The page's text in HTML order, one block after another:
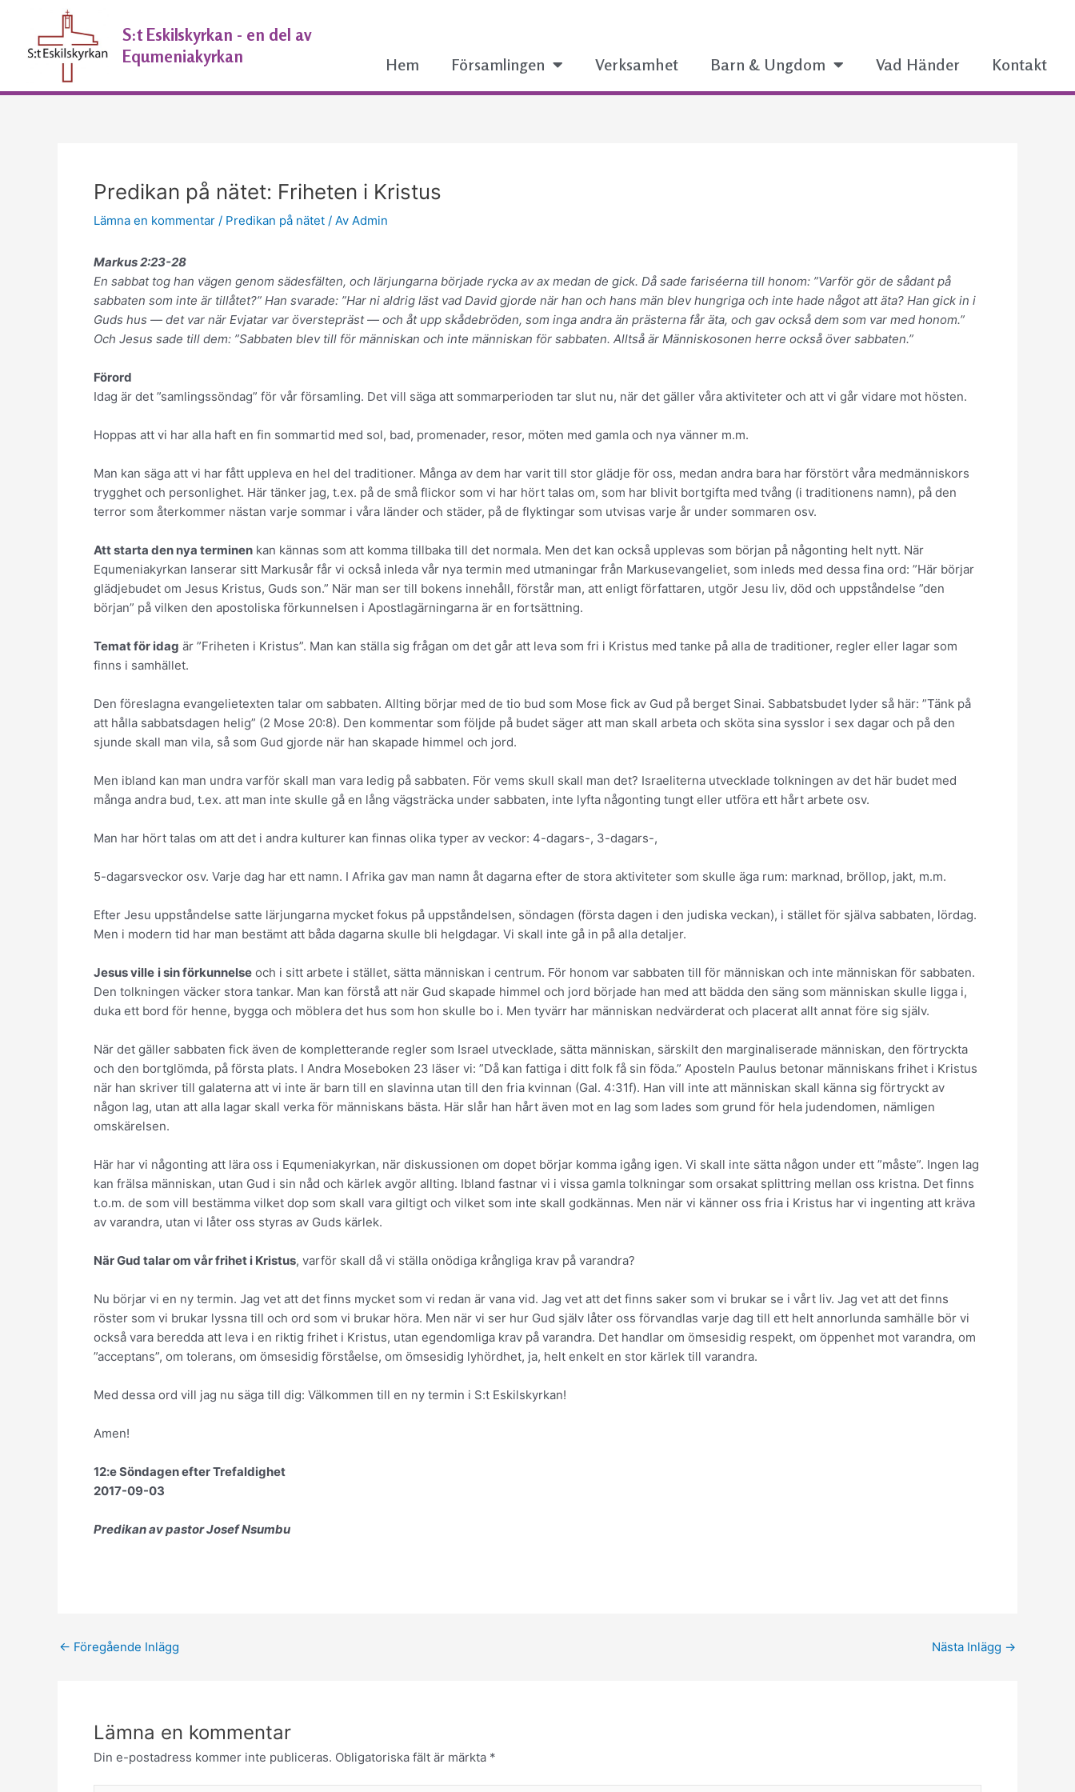
innehåll
S:t Eskilskyrkan - en del av
Equmeniakyrkan
Hem Församlingen Verksamhet Barn & Ungdom Vad Händer Kontakt
Predikan på nätet: Friheten i Kristus
Lämna en kommentar / Predikan på nätet / Av Admin
Markus 2:23-28
En sabbat tog han vägen genom sädesfälten, och lärjungarna började rycka av ax medan de gick. Då sade fariséerna till honom: ”Varför gör de sådant på
sabbaten som inte är tillåtet?” Han svarade: ”Har ni aldrig läst vad David gjorde när han och hans män blev hungriga och inte hade något att äta? Han gick in i
Guds hus — det var när Evjatar var överstepräst — och åt upp skådebröden, som inga andra än prästerna får äta, och gav också dem som var med honom.”
Och Jesus sade till dem: ”Sabbaten blev till för människan och inte människan för sabbaten. Alltså är Människosonen herre också över sabbaten.”
Förord
Idag är det ”samlingssöndag” för vår församling. Det vill säga att sommarperioden tar slut nu, när det gäller våra aktiviteter och att vi går vidare mot hösten.
Hoppas att vi har alla haft en fin sommartid med sol, bad, promenader, resor, möten med gamla och nya vänner m.m.
Man kan säga att vi har fått uppleva en hel del traditioner. Många av dem har varit till stor glädje för oss, medan andra bara har förstört våra medmänniskors
trygghet och personlighet. Här tänker jag, t.ex. på de små flickor som vi har hört talas om, som har blivit bortgifta med tvång (i traditionens namn), på den
terror som återkommer nästan varje sommar i våra länder och städer, på de flyktingar som utvisas varje år under sommaren osv.
Att starta den nya terminen kan kännas som att komma tillbaka till det normala. Men det kan också upplevas som början på någonting helt nytt. När
Equmeniakyrkan lanserar sitt Markusår får vi också inleda vår nya termin med utmaningar från Markusevangeliet, som inleds med dessa fina ord: ”Här börjar
glädjebudet om Jesus Kristus, Guds son.” När man ser till bokens innehåll, förstår man, att enligt författaren, utgör Jesu liv, död och uppståndelse ”den
början” på vilken den apostoliska förkunnelsen i Apostlagärningarna är en fortsättning.
Temat för idag är ”Friheten i Kristus”. Man kan ställa sig frågan om det går att leva som fri i Kristus med tanke på alla de traditioner, regler eller lagar som
finns i samhället.
Den föreslagna evangelietexten talar om sabbaten. Allting börjar med de tio bud som Mose fick av Gud på berget Sinai. Sabbatsbudet lyder så här: ”Tänk på
att hålla sabbatsdagen helig” (2 Mose 20:8). Den kommentar som följde på budet säger att man skall arbeta och sköta sina sysslor i sex dagar och på den
sjunde skall man vila, så som Gud gjorde när han skapade himmel och jord.
Men ibland kan man undra varför skall man vara ledig på sabbaten. För vems skull skall man det? Israeliterna utvecklade tolkningen av det här budet med
många andra bud, t.ex. att man inte skulle gå en lång vägsträcka under sabbaten, inte lyfta någonting tungt eller utföra ett hårt arbete osv.
Man har hört talas om att det i andra kulturer kan finnas olika typer av veckor: 4-dagars-, 3-dagars-,
5-dagarsveckor osv. Varje dag har ett namn. I Afrika gav man namn åt dagarna efter de stora aktiviteter som skulle äga rum: marknad, bröllop, jakt, m.m.
Efter Jesu uppståndelse satte lärjungarna mycket fokus på uppståndelsen, söndagen (första dagen i den judiska veckan), i stället för själva sabbaten, lördag.
Men i modern tid har man bestämt att båda dagarna skulle bli helgdagar. Vi skall inte gå in på alla detaljer.
Jesus ville i sin förkunnelse och i sitt arbete i stället, sätta människan i centrum. För honom var sabbaten till för människan och inte människan för sabbaten.
Den tolkningen väcker stora tankar. Man kan förstå att när Gud skapade himmel och jord började han med att bädda den säng som människan skulle ligga i,
duka ett bord för henne, bygga och möblera det hus som hon skulle bo i. Men tyvärr har människan nedvärderat och placerat allt annat före sig själv.
När det gäller sabbaten fick även de kompletterande regler som Israel utvecklade, sätta människan, särskilt den marginaliserade människan, den förtryckta
och den bortglömda, på första plats. I Andra Moseboken 23 läser vi: ”Då kan fattiga i ditt folk få sin föda.” Aposteln Paulus betonar människans frihet i Kristus
när han skriver till galaterna att vi inte är barn till en slavinna utan till den fria kvinnan (Gal. 4:31f). Han vill inte att människan skall känna sig förtryckt av
någon lag, utan att alla lagar skall verka för människans bästa. Här slår han hårt även mot en lag som lades som grund för hela judendomen, nämligen
omskärelsen.
Här har vi någonting att lära oss i Equmeniakyrkan, när diskussionen om dopet börjar komma igång igen. Vi skall inte sätta någon under ett ”måste”. Ingen lag
kan frälsa människan, utan Gud i sin nåd och kärlek avgör allting. Ibland fastnar vi i vissa gamla tolkningar som orsakat splittring mellan oss kristna. Det finns
t.o.m. de som vill bestämma vilket dop som skall vara giltigt och vilket som inte skall godkännas. Men när vi känner oss fria i Kristus har vi ingenting att kräva
av varandra, utan vi låter oss styras av Guds kärlek.
När Gud talar om vår frihet i Kristus, varför skall då vi ställa onödiga krångliga krav på varandra?
Nu börjar vi en ny termin. Jag vet att det finns mycket som vi redan är vana vid. Jag vet att det finns saker som vi brukar se i vårt liv. Jag vet att det finns
röster som vi brukar lyssna till och ord som vi brukar höra. Men när vi ser hur Gud själv låter oss förvandlas varje dag till ett helt annorlunda samhälle bör vi
också vara beredda att leva i en riktig frihet i Kristus, utan egendomliga krav på varandra. Det handlar om ömsesidig respekt, om öppenhet mot varandra, om
”acceptans”, om tolerans, om ömsesidig förståelse, om ömsesidig lyhördhet, ja, helt enkelt en stor kärlek till varandra.
Med dessa ord vill jag nu säga till dig: Välkommen till en ny termin i S:t Eskilskyrkan!
Amen!
12:e Söndagen efter Trefaldighet
2017-09-03
Predikan av pastor Josef Nsumbu
Inläggsnavigering
← Föregående Inlägg Nästa Inlägg →
Lämna en kommentar
Din e-postadress kommer inte publiceras. Obligatoriska fält är märkta *